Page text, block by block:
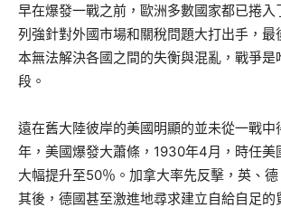
早在爆發一戰之前，歐洲多數國家都已捲入
列強針對外國市場和關稅問題大打出手，最
本無法解決各國之間的失衡與混亂，戰爭是
段。
遠在舊大陸彼岸的美國明顯的並未從一戰中
年，美國爆發大蕭條，1930年4月，時任美
大幅提升至50％。加拿大率先反擊，英、
其後，德國甚至激進地尋求建立自給自足的